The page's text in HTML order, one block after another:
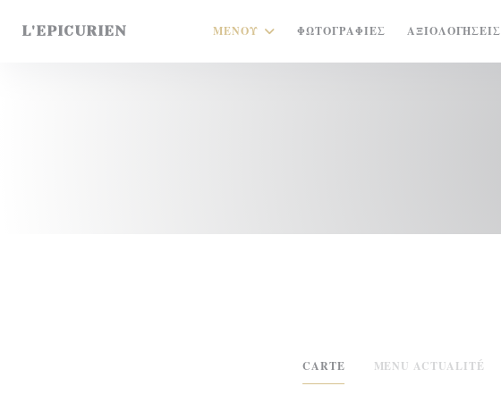
L'EPICURIEN ΜΕΝΟΎ ΦΩΤΟΓΡΑΦΊΕΣ ΑΞΙΟΛΟΓΉΣΕΙΣ
CARTE MENU ACTUALITÉ